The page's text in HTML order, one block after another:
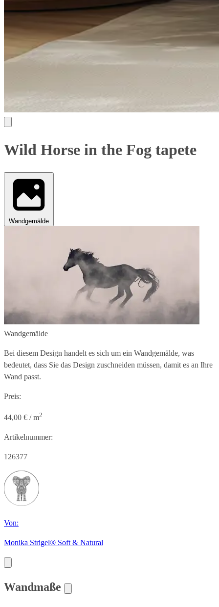
Wild Horse in the Fog tapete
Wandgemälde
Wandgemälde
Bei diesem Design handelt es sich um ein Wandgemälde, was
bedeutet, dass Sie das Design zuschneiden müssen, damit es an Ihre
Wand passt.
Preis:
44,00 € / m2
Artikelnummer:
126377
Von:
Monika Strigel® Soft & Natural
Wandmaße